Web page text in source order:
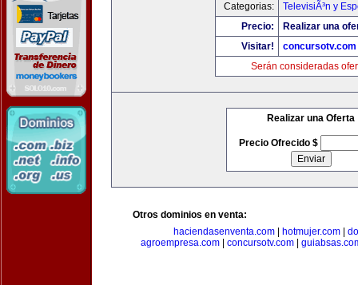
Categorias:
TelevisiÃ³n y
Precio:
Realizar una
Visitar!
concursotv.com
Serán consideradas
Realizar una Oferta
Precio Ofrecido $
Otros dominios en venta:
haciendasenventa.com| hotmujer.com|
agroempresa.com
concursotv.com